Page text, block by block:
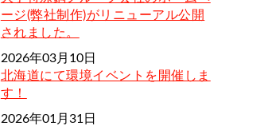
ージ(弊社制作)がリニューアル公開
されました。
2026年03月10日
北海道にて環境イベントを開催しま
す！
2026年01月31日